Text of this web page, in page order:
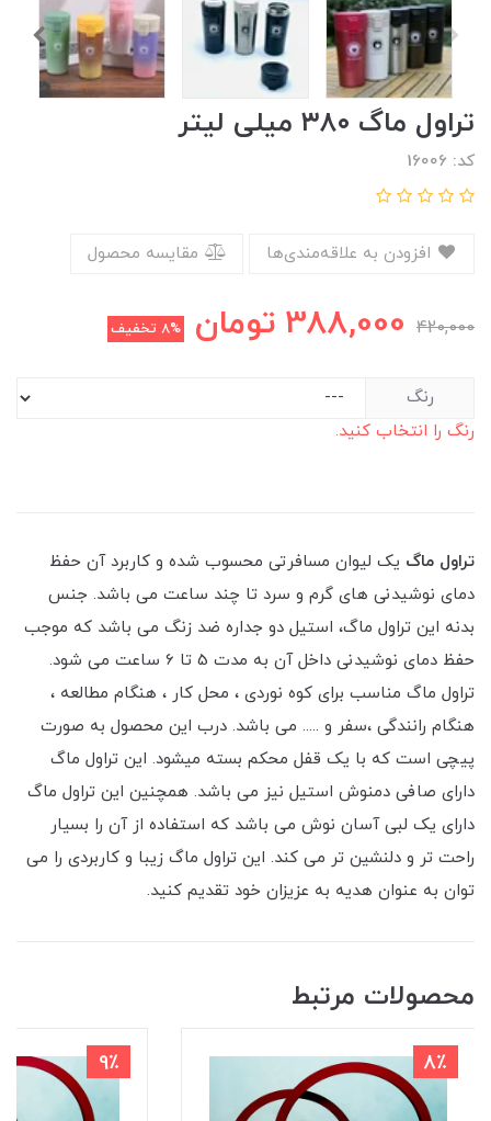
تراول ماگ ۳۸۰ میلی لیتر
کد: 16006
مقایسه محصول
420,000
388,000 تومان 8% تخفیف
رنگ
رنگ را انتخاب کنید.
تراول ماگ یک لیوان مسافرتی محسوب شده و کاربرد آن حفظ
دمای نوشیدنی های گرم و سرد تا چند ساعت می باشد. جنس
بدنه این تراول ماگ، استیل دو جداره ضد زنگ می باشد که موجب
حفظ دمای نوشیدنی داخل آن به مدت 5 تا 6 ساعت می شود.
تراول ماگ مناسب برای کوه نوردی ، محل کار ، هنگام مطالعه ،
هنگام رانندگی ،سفر و ..... می باشد. درب این محصول به صورت
پیچی است که با یک قفل محکم بسته میشود. این تراول ماگ
دارای صافی دمنوش استیل نیز می باشد. همچنین این تراول ماگ
دارای یک لبی آسان نوش می باشد که استفاده از آن را بسیار
راحت تر و دلنشین تر می کند. این تراول ماگ زیبا و کاربردی را می
توان به عنوان هدیه به عزیزان خود تقدیم کنید.
محصولات مرتبط
8٪ 9٪